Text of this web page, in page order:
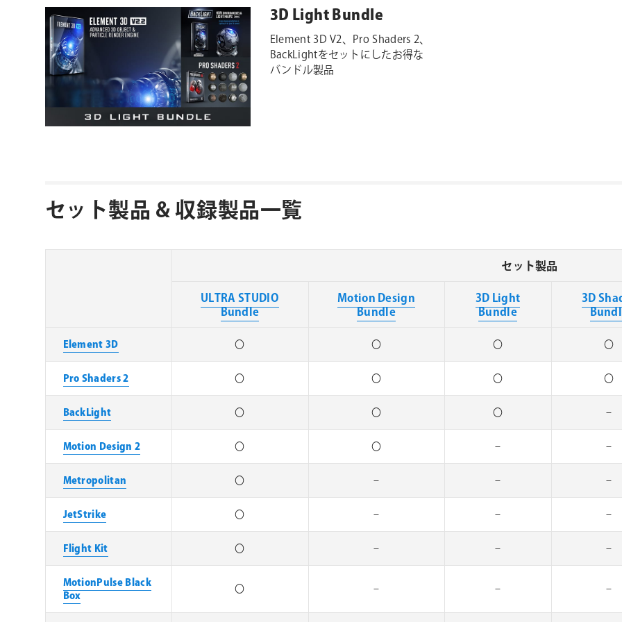
3D Light Bundle
Element 3D V2、Pro Shaders 2、
BackLightをセットにしたお得な
バンドル製品
セット製品 & 収録製品一覧
セット製品
ULTRA STUDIO
Bundle
Motion Design
Bundle
3D Light
Bundle
3D
Element 3D 〇 〇 〇 〇
Pro Shaders 2 〇 〇 〇 〇
BackLight 〇 〇 〇 –
Motion Design 2 〇 〇 – –
Metropolitan 〇 – – –
JetStrike 〇 – – –
Flight Kit 〇 – – –
MotionPulse Black
Box
〇 – – –